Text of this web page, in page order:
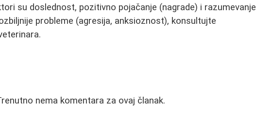
su doslednost, pozitivno pojačanje (nagrade) i razumevanje
probleme (agresija, anksioznost), konsultujte
nema komentara za ovaj članak.